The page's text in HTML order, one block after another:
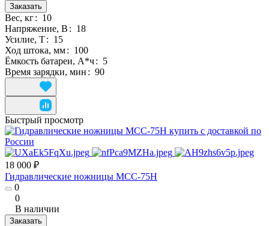
Заказать
Вес, кг: 10
Напряжение, В : 18
Усилие, Т: 15
Ход штока, мм: 100
Ёмкость батареи, А*ч: 5
Время зарядки, мин : 90
Быстрый просмотр
18 000 ₽
Гидравлические ножницы MCC-75H
0
0
В наличии
Заказать